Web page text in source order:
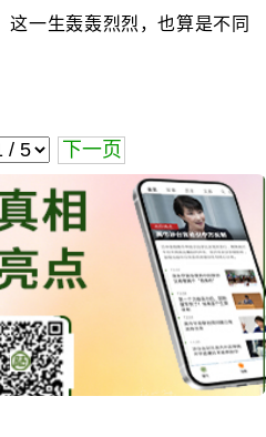
这一生轰轰烈烈，也算是不同
下一页